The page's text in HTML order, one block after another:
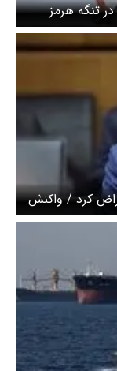
در تنگه هرمز
کرد / واکنش